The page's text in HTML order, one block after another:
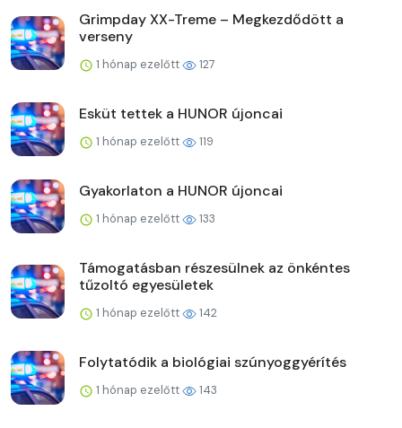
Grimpday XX-Treme – Megkezdődött a
verseny
1 hónap ezelőtt 127
Esküt tettek a HUNOR újoncai
1 hónap ezelőtt 119
Gyakorlaton a HUNOR újoncai
1 hónap ezelőtt 133
Támogatásban részesülnek az önkéntes
tűzoltó egyesületek
1 hónap ezelőtt 142
Folytatódik a biológiai szúnyoggyérítés
1 hónap ezelőtt 143